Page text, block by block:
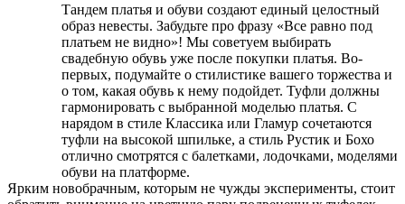
Тандем платья и обуви создают единый целостный
образ невесты. Забудьте про фразу «Все равно под
платьем не видно»! Мы советуем выбирать
свадебную обувь уже после покупки платья. Во-
первых, подумайте о cтилистике вашего торжества и
о том, какая обувь к нему подойдет. Туфли должны
гармонировать с выбранной моделью платья. С
нарядом в стиле Классика или Гламур сочетаются
туфли на высокой шпильке, а стиль Рустик и Бохо
отлично смотрятся с балетками, лодочками, моделями
обуви на платформе.
Ярким новобрачным, которым не чужды эксперименты, стоит